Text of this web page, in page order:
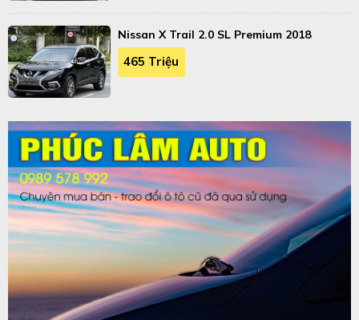
Nissan X Trail 2.0 SL Premium 2018
465 Triệu